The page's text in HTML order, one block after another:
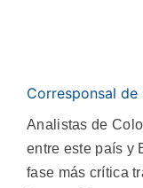
Corresponsal de
Analistas de
entre este país y
fase más crítica